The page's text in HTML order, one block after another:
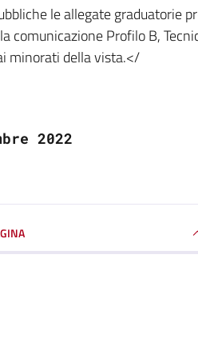
della
le allegate graduatorie
comunicazione Profilo B,
minorati della vista.</
2022